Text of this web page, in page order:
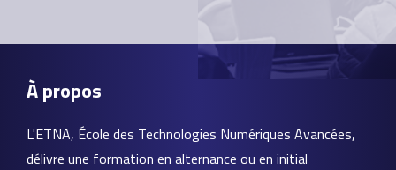
À propos
L'ETNA, École des Technologies Numériques Avancées,
délivre une formation en alternance ou en initial